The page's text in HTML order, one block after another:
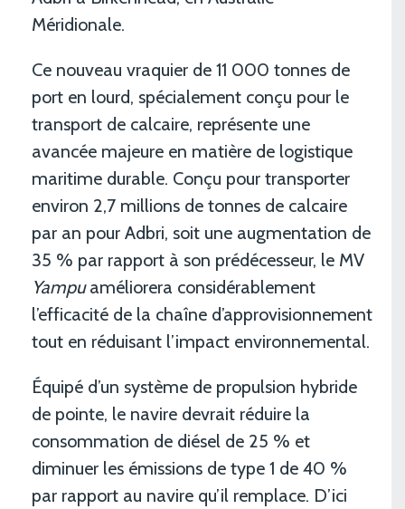
Méridionale.
Ce nouveau vraquier de 11 000 tonnes de
port en lourd, spécialement conçu pour le
transport de calcaire, représente une
avancée majeure en matière de logistique
maritime durable. Conçu pour transporter
environ 2,7 millions de tonnes de calcaire
par an pour Adbri, soit une augmentation de
35 % par rapport à son prédécesseur, le MV
Yampuaméliorera considérablement
l’efficacité de la chaîne d’approvisionnement
tout en réduisant l’impact environnemental.
Équipé d’un système de propulsion hybride
de pointe, le navire devrait réduire la
consommation de diésel de 25 % et
diminuer les émissions de type 1 de 40 %
par rapport au navire qu’il remplace. D’ici